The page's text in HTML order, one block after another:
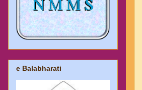
e Balabharati